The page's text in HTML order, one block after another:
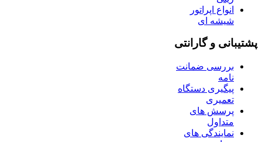
انواع اپراتور
شیشه ای
پشتیبانی و گارانتی
بررسی ضمانت
نامه
پیگیری دستگاه
تعمیری
پرسش های
متداول
نمایندگی های